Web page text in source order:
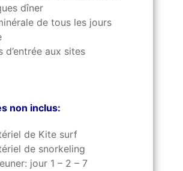
dîner
de tous les jours
d’entrée aux sites
non inclus:
de Kite surf
de snorkeling
jour 1 – 2 – 7